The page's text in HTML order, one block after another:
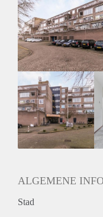
Niet mogelijk
Inkomen eis
3,1 X Maandhuur
Huurtermijn
Onbepaalde termijn
Oplevering
Kaal
ALGEMENE
Stad